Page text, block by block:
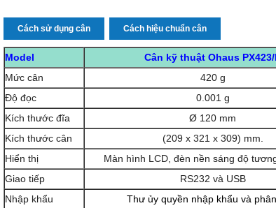
Cách sử dụng cân Cách hiệu chuẩn cân
Model
Cân kỹ thuật Ohaus PX423/
Mức cân
420 g
Độ đọc
0.001 g
Kích thước đĩa
Ø 120 mm
Kích thước cân
(209 x 321 x 309) mm.
Hiển thị
Màn hình LCD, đèn nền sáng độ
Giao tiếp
RS232 và USB
Nhập khẩu
Thư ủy quyền nhập khẩu và